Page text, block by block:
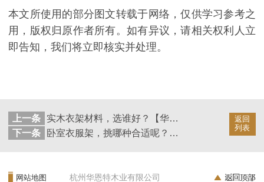
本文所使用的部分图文转载于网络，仅供学习参考之
用，版权归原作者所有。如有异议，请相关权利人立
即告知，我们将立即核实并处理。
返回
列表
上一条
实木衣架材料，选谁好？【华恩衣架】
下一条
卧室衣服架，挑哪种合适呢？【华恩衣架】
网站地图 杭州华恩特木业有限公司